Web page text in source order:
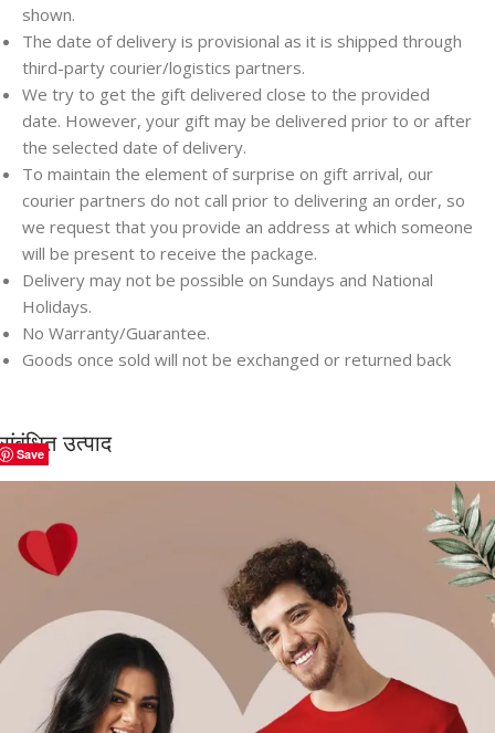
shown.
The date of delivery is provisional as it is shipped through
third-party courier/logistics partners.
We try to get the gift delivered close to the provided
date. However, your gift may be delivered prior to or after
the selected date of delivery.
To maintain the element of surprise on gift arrival, our
courier partners do not call prior to delivering an order, so
we request that you provide an address at which someone
will be present to receive the package.
Delivery may not be possible on Sundays and National
Holidays.
No Warranty/Guarantee.
Goods once sold will not be exchanged or returned back
संबंधित उत्पाद
Save
Save
Save
Save
Save
Save